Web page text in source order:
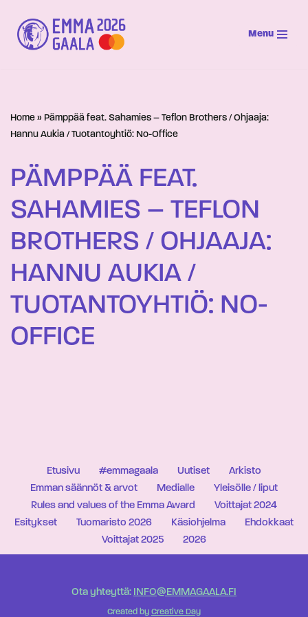
Siirry
suoraan
Menu
Home » Pämppää feat. Sahamies – Teflon Brothers / Ohjaaja:
Hannu Aukia / Tuotantoyhtiö: No-Office
PÄMPPÄÄ FEAT.
SAHAMIES – TEFLON
BROTHERS / OHJAAJA:
HANNU AUKIA /
TUOTANTOYHTIÖ: NO-
OFFICE
Etusivu #emmagaala Uutiset
Arkisto
Emman säännöt & arvot
Medialle
Yleisölle / liput
Rules and values of the Emma Award
Voittajat 2024
Esitykset
Tuomaristo 2026 Käsiohjelma
Ehdokkaat
Voittajat 2025
2026
Ota yhteyttä: INFO@EMMAGAALA.FI
Created by Creative Day